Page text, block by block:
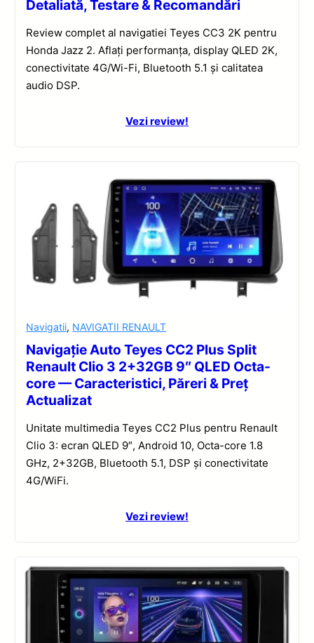
Detaliată, Testare & Recomandări
Review complet al navigatiei Teyes CC3 2K pentru
Honda Jazz 2. Aflați performanța, display QLED 2K,
conectivitate 4G/Wi-Fi, Bluetooth 5.1 și calitatea
audio DSP.
Vezi review!
Navigatii, NAVIGATII RENAULT
Navigație Auto Teyes CC2 Plus Split
Renault Clio 3 2+32GB 9″ QLED Octa-
core — Caracteristici, Păreri & Preț
Actualizat
Unitate multimedia Teyes CC2 Plus pentru Renault
Clio 3: ecran QLED 9″, Android 10, Octa-core 1.8
GHz, 2+32GB, Bluetooth 5.1, DSP și conectivitate
4G/WiFi.
Vezi review!